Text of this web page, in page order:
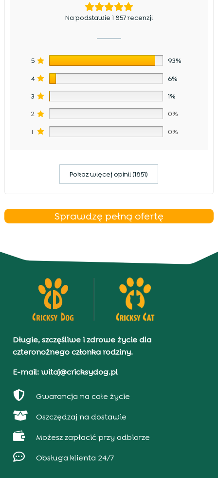
Na podstawie 1 857 recenzji
5 93%
4 6%
3 1%
2 0%
1 0%
Pokaz więcej opinii (1851)
Sprawdzę pełną ofertę
Długie, szczęśliwe i zdrowe życie dla
czteronożnego członka rodziny.
E-mail: witaj@cricksydog.pl
 Gwarancja na całe życie
 Oszczędzaj na dostawie
 Możesz zapłacić przy odbiorze
 Obsługa klienta 24/7